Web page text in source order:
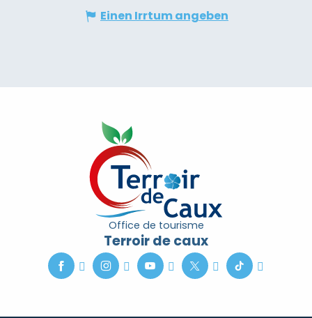
Einen Irrtum angeben
Office de tourisme
Terroir de caux